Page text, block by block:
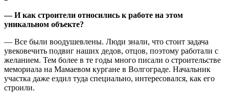
— И как строители относились к работе на этом
уникальном объекте?
— Все были воодушевлены. Люди знали, что стоит задача
увековечить подвиг наших дедов, отцов, поэтому работали с
желанием. Тем более в те годы много писали о строительстве
мемориала на Мамаевом кургане в Волгограде. Начальник
участка даже ездил туда специально, интересовался, как его
строили.